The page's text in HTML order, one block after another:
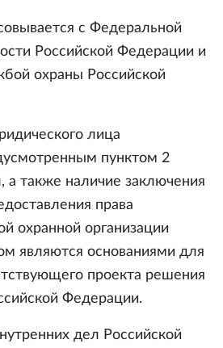
с Федеральной
Российской Федерации и
охраны Российской
лица
пунктом 2
а также наличие заключения
права
охранной организации
являются основаниями для
проекта решения
Федерации.
дел Российской